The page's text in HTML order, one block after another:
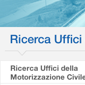
Ricerca
Ricerca Uffici della
Motorizzazione